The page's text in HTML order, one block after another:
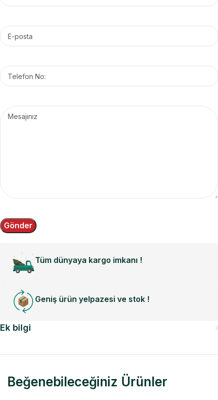
Tüm dünyaya kargo imkanı !
Geniş ürün yelpazesi ve stok !
Ek bilgi
Beğenebileceğiniz Ürünler